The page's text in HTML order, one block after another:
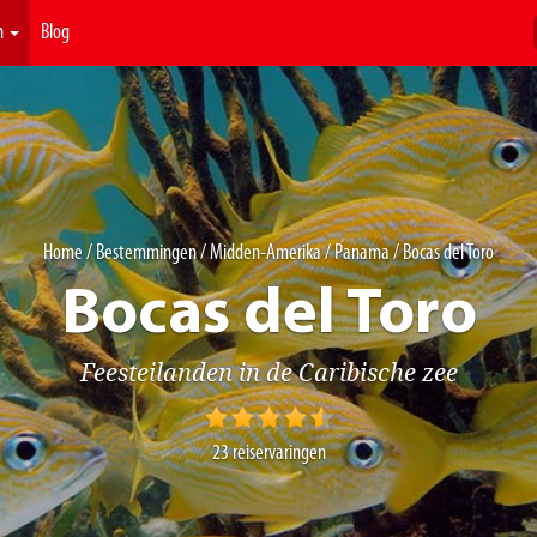
Blog
Home /Bestemmingen/Midden-Amerika/Panama/ Bocas del Toro
Bocas del Toro
Feesteilanden in de Caribische zee
23reiservaringen